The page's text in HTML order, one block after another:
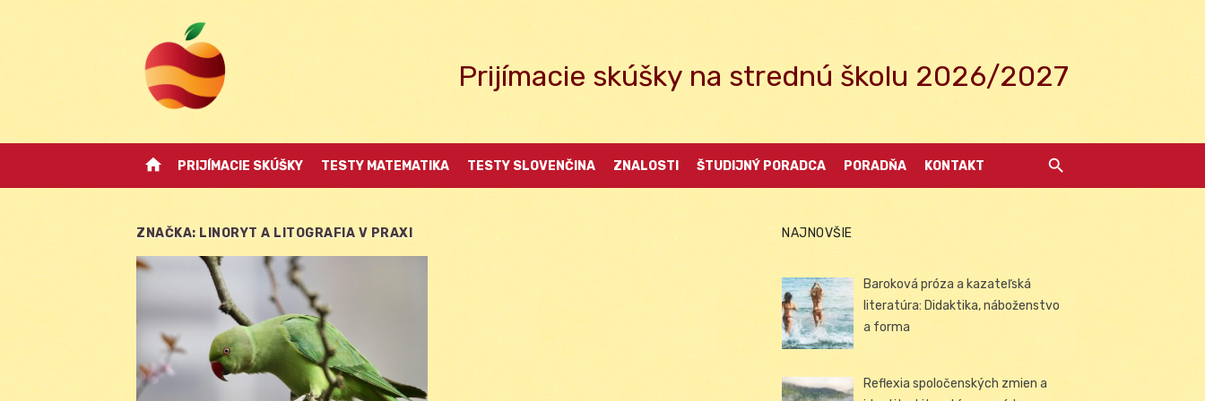
Prijímacie skúšky na strednú školu 2026/2027
home PRIJÍMACIE SKÚŠKY TESTY MATEMATIKA TESTY SLOVENČINA ZNALOSTI ŠTUDIJNÝ PORADCA PORADŇA KONTAKT
ZNAČKA: LINORYT A LITOGRAFIA V PRAXI NAJNOVŠIE
Baroková próza a kazateľská
literatúra: Didaktika, náboženstvo
a forma
Reflexia spoločenských zmien a